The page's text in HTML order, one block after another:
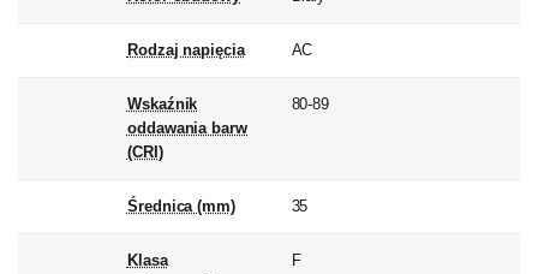
Rodzaj napięcia AC
Wskaźnik
oddawania barw
(CRI)
80-89
Średnica (mm) 35
Klasa
F